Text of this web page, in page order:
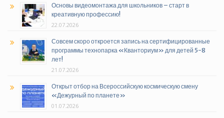
Основы видеомонтажа для школьников – старт в
креативную профессию!
22.07.2026
Совсем скоро откроется запись на сертифицированные
программы технопарка «Кванториум» для детей 5-8
лет!
21.07.2026
Открыт отбор на Всероссийскую космическую смену
«Дежурный по планете»
01.07.2026